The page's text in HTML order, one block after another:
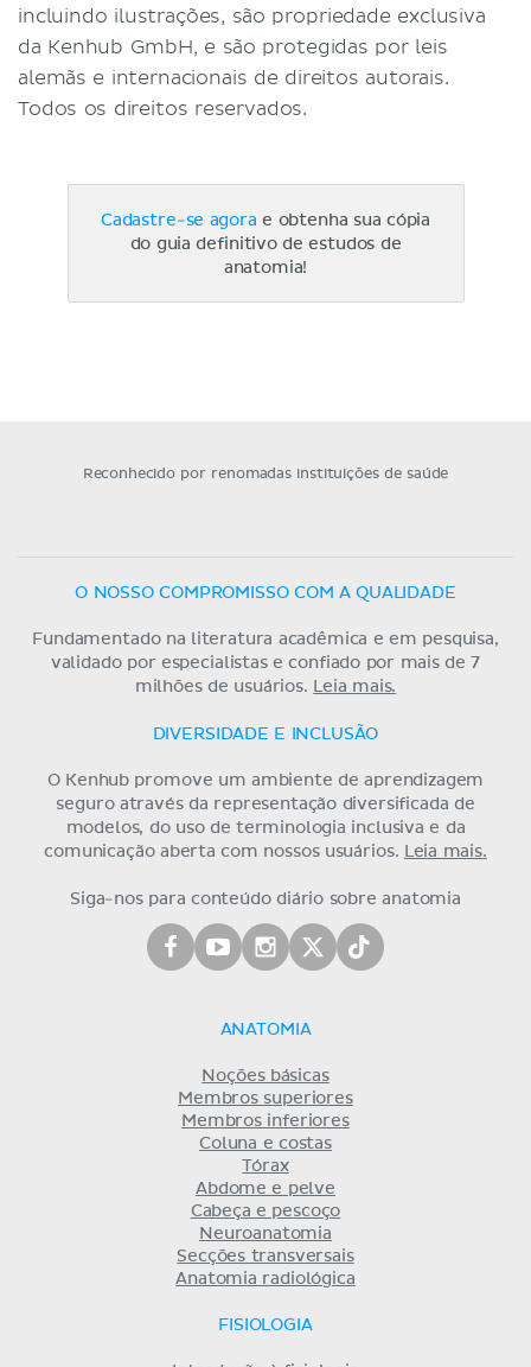
incluindo ilustrações, são propriedade exclusiva
da Kenhub GmbH, e são protegidas por leis
alemãs e internacionais de direitos autorais.
Todos os direitos reservados.
Cadastre-se agora e obtenha sua cópia
do guia definitivo de estudos de
anatomia!
Reconhecido por renomadas instituições de saúde
O NOSSO COMPROMISSO COM A QUALIDADE
Fundamentado na literatura acadêmica e em pesquisa,
validado por especialistas e confiado por mais de 7
milhões de usuários. Leia mais.
DIVERSIDADE E INCLUSÃO
O Kenhub promove um ambiente de aprendizagem
seguro através da representação diversificada de
modelos, do uso de terminologia inclusiva e da
comunicação aberta com nossos usuários. Leia mais.
Siga-nos para conteúdo diário sobre anatomia
ANATOMIA
Noções básicas
Membros superiores
Membros inferiores
Coluna e costas
Tórax
Abdome e pelve
Cabeça e pescoço
Neuroanatomia
Secções transversais
Anatomia radiológica
FISIOLOGIA